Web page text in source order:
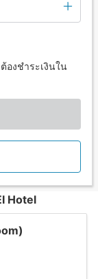
องชำระเงินใน
Hotel